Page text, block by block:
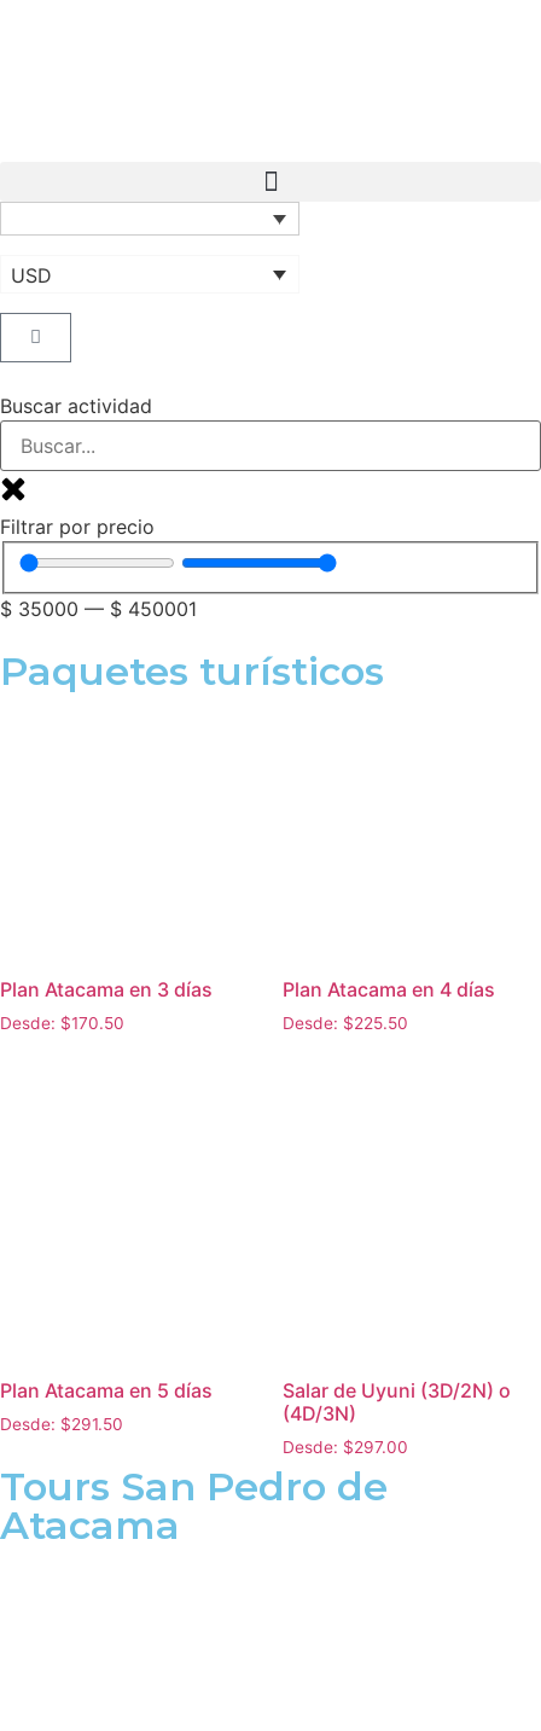
USD
Buscar actividad
Filtrar por precio
$ 35000 — $ 450001
Paquetes turísticos
Plan Atacama en 3 días
Desde: $170.50
Plan Atacama en 4 días
Desde: $225.50
Plan Atacama en 5 días
Desde: $291.50
Salar de Uyuni (3D/2N) o
(4D/3N)
Desde: $297.00
Tours San Pedro de
Atacama